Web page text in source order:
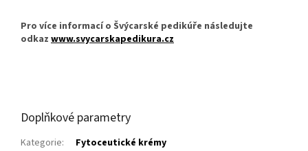
Pro více informací o Švýcarské pedikúře následujte
odkaz www.svycarskapedikura.cz
Doplňkové parametry
Kategorie:
Fytoceutické krémy